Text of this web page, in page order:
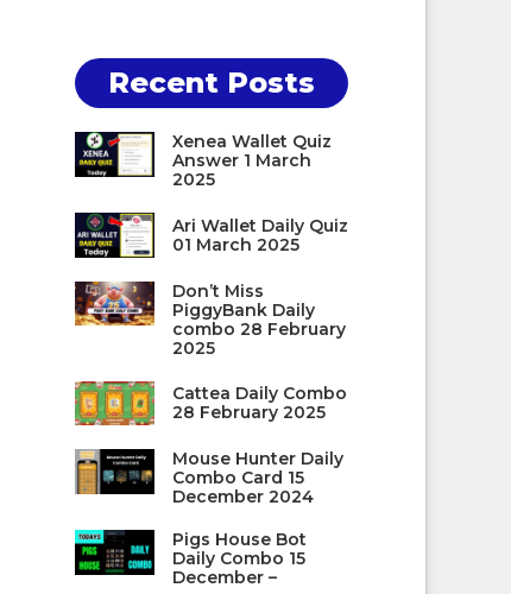
Recent Posts
Xenea Wallet Quiz
Answer 1 March
2025
Ari Wallet Daily Quiz
01 March 2025
Don’t Miss
PiggyBank Daily
combo 28 February
2025
Cattea Daily Combo
28 February 2025
Mouse Hunter Daily
Combo Card 15
December 2024
Pigs House Bot
Daily Combo 15
December –